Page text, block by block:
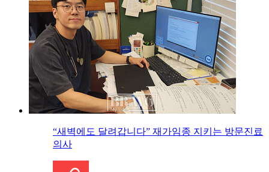
“새벽에도 달려갑니다” 재가임종 지키는 방문진료
의사